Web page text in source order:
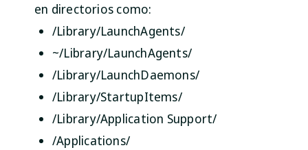
en directorios como:
/Library/LaunchAgents/
~/Library/LaunchAgents/
/Library/LaunchDaemons/
/Library/StartupItems/
/Library/Application Support/
/Applications/